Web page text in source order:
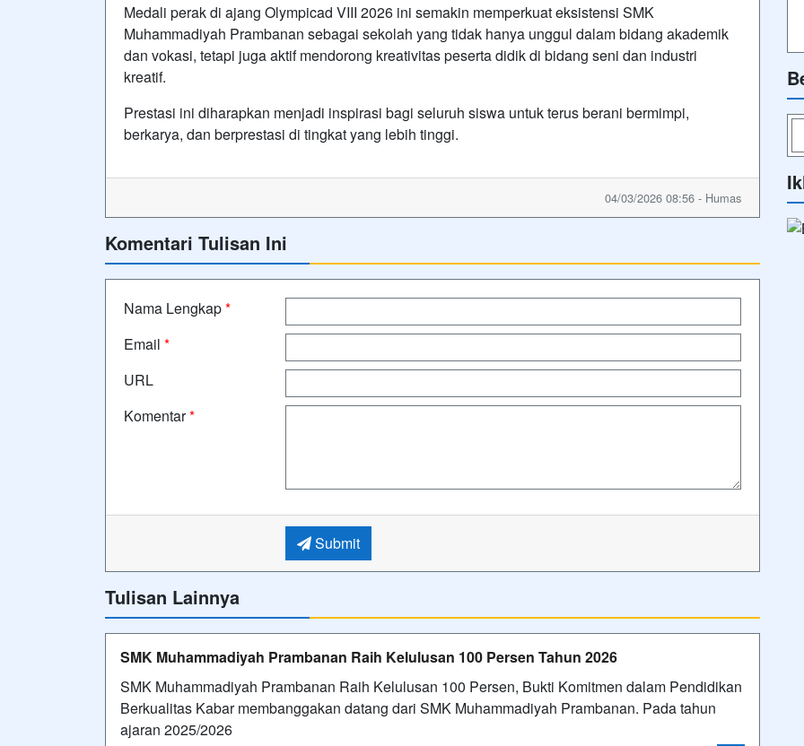
Medali perak di ajang Olympicad VIII 2026 ini semakin memperkuat eksistensi SMK
Muhammadiyah Prambanan sebagai sekolah yang tidak hanya unggul dalam bidang akademik
dan vokasi, tetapi juga aktif mendorong kreativitas peserta didik di bidang seni dan industri
kreatif.
Prestasi ini diharapkan menjadi inspirasi bagi seluruh siswa untuk terus berani bermimpi,
berkarya, dan berprestasi di tingkat yang lebih tinggi.
04/03/2026 08:56 - Humas
Komentari Tulisan Ini
Nama Lengkap*
Email *
URL
Komentar*
Submit
Tulisan Lainnya
SMK Muhammadiyah Prambanan Raih Kelulusan 100 Persen Tahun 2026
SMK Muhammadiyah Prambanan Raih Kelulusan 100 Persen, Bukti Komitmen dalam Pendidikan
Berkualitas Kabar membanggakan datang dari SMK Muhammadiyah Prambanan. Pada tahun
ajaran 2025/2026